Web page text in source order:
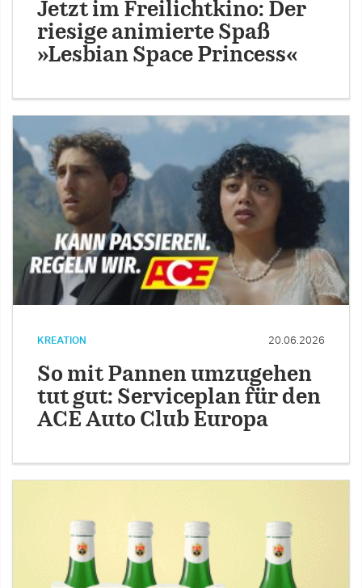
Jetzt im Freilichtkino: Der
riesige animierte Spaß
»Lesbian Space Princess«
KREATION 20.06.2026
So mit Pannen umzugehen
tut gut: Serviceplan für den
ACE Auto Club Europa